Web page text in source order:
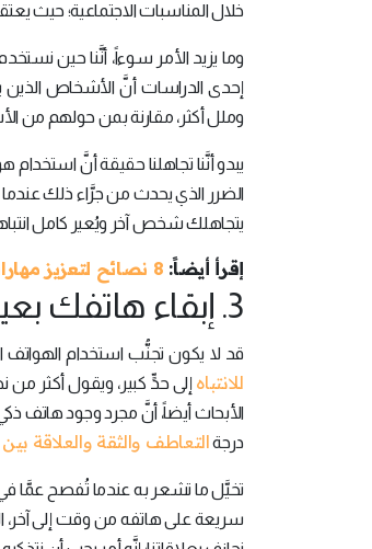
خلال المناسبات الاجتماعية؛
وما يزيد الأمر سوءاً، أنَّنا حين
إحدى الدراسات أنَّ الأشخاص الذين
وملل أكثر، مقارنة بمن حولهم من
يبدو أنَّنا تجاهلنا حقيقة أنَّ استخدام
الضرر الذي يحدث من جرَّاء ذلك
يتجاهلك شخص آخر ويُعير كامل
إقرأ أيضاً: 8 نصائح لتعزيز مهارات التواصل مع الآخرين
3. إبقاء هاتفك بعيداً عن الأنظار في أثناء المحادثات الهادفة:
قد لا يكون تجنُّب استخدام الهواتف
للانتباه إلى حدٍّ كبير، ويقول أكثر
الأبحاث أيضاً، أنَّ مجرد وجود هاتف
درجةالتعاطف والثقة والعلاقة
تخيَّل ما تشعر به عندما تُفصح عمَّا
سريعة على هاتفه من وقت إلى آخر،